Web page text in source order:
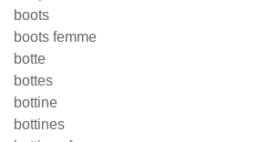
boots
boots femme
botte
bottes
bottine
bottines